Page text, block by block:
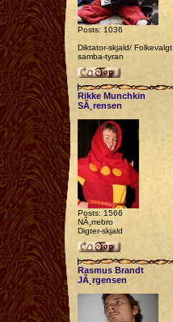
Posts: 1036
Diktator-skjald/ Folkevalgt
samba-tyran
Rikke Munchkin
SÃ¸rensen
Posts: 1566
NÃ¸rrebro
Digter-skjald
Rasmus Brandt
JÃ¸rgensen